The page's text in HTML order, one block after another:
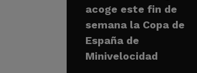
acoge este fin de
semana la Copa de
España de
Minivelocidad